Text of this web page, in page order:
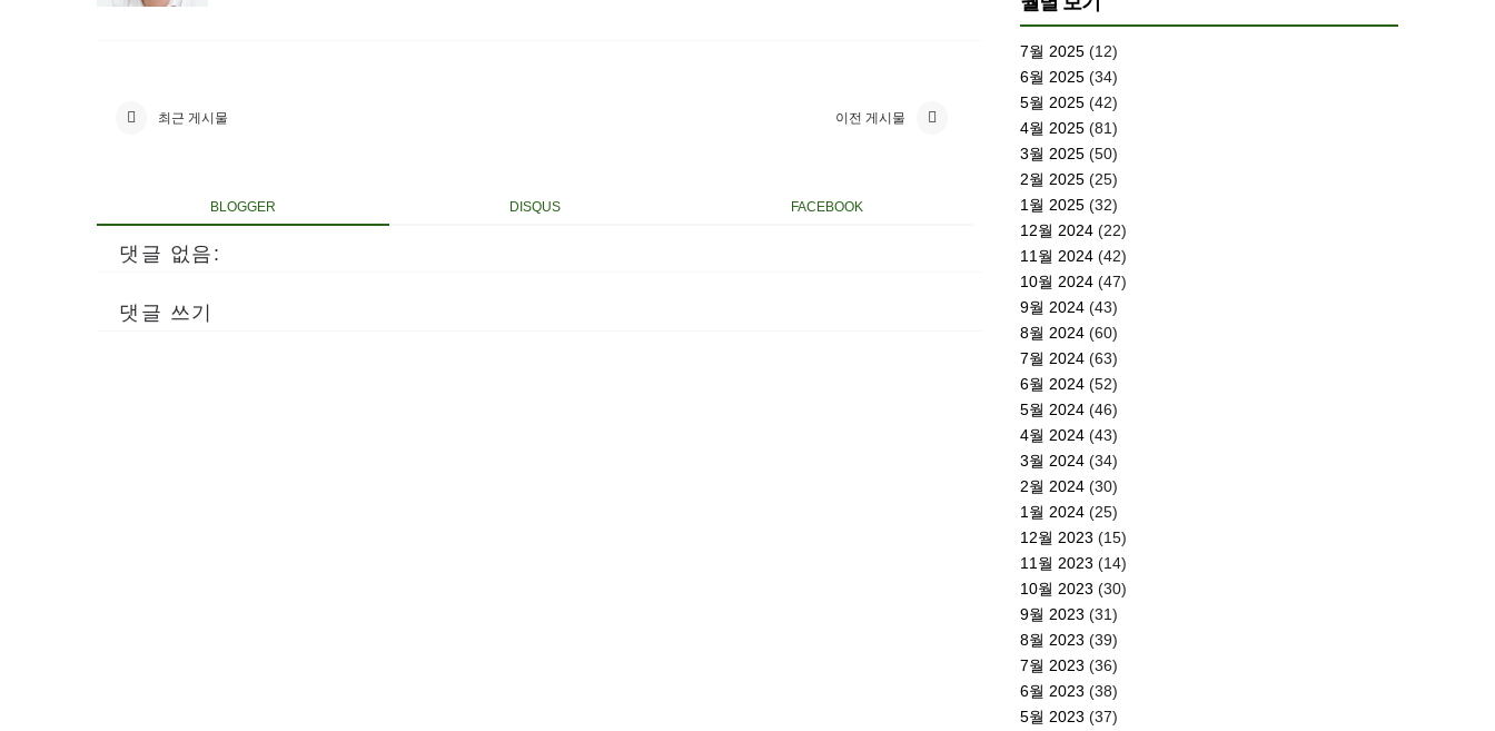
최근 게시물 이전 게시물
BLOGGER DISQUS FACEBOOK
댓글 없음:
댓글 쓰기
7월 2025 (12)
6월 2025 (34)
5월 2025 (42)
4월 2025 (81)
3월 2025 (50)
2월 2025 (25)
1월 2025 (32)
12월 2024 (22)
11월 2024 (42)
10월 2024 (47)
9월 2024 (43)
8월 2024 (60)
7월 2024 (63)
6월 2024 (52)
5월 2024 (46)
4월 2024 (43)
3월 2024 (34)
2월 2024 (30)
1월 2024 (25)
12월 2023 (15)
11월 2023 (14)
10월 2023 (30)
9월 2023 (31)
8월 2023 (39)
7월 2023 (36)
6월 2023 (38)
5월 2023 (37)